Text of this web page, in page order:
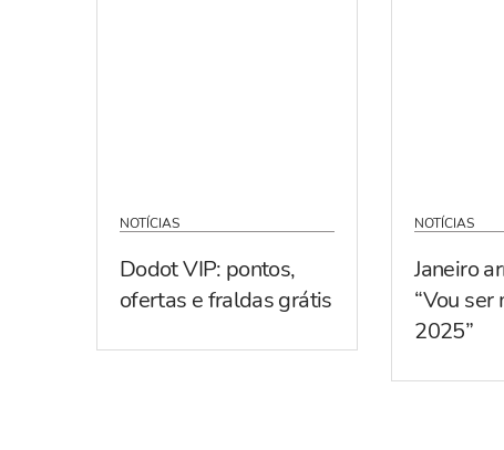
NOTÍCIAS
Dodot VIP: pontos,
ofertas e fraldas grátis
NOTÍCIAS
Janeiro
“Vou ser
2025”